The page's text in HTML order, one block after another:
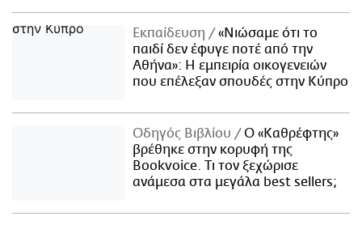
Εκπαίδευση
«Νιώσαμε ότι το
παιδί δεν έφυγε ποτέ από την
Αθήνα»: Η εμπειρία οικογενειών
που επέλεξαν σπουδές στην Κύπρο
Οδηγός Βιβλίου
Ο «Καθρέφτης»
βρέθηκε στην κορυφή της
Bookvoice. Τι τον ξεχώρισε
ανάμεσα στα μεγάλα best sellers;